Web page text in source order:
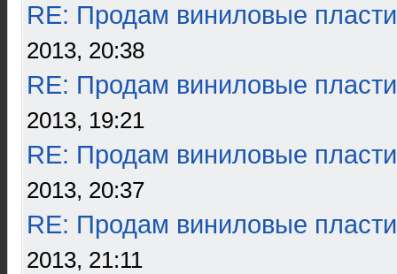
RE: Продам виниловые
2013, 20:38
RE: Продам виниловые
2013, 19:21
RE: Продам виниловые
2013, 20:37
RE: Продам виниловые
2013, 21:11